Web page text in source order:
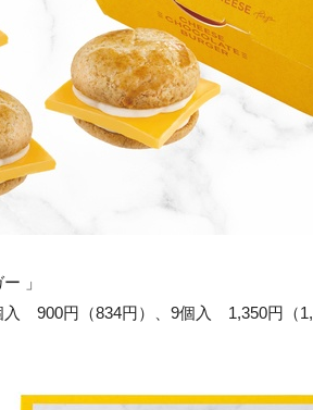
」
900円（834円）、9個入 1,350円（